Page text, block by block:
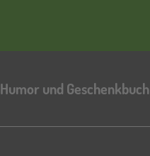
Humor und Geschenkbuch